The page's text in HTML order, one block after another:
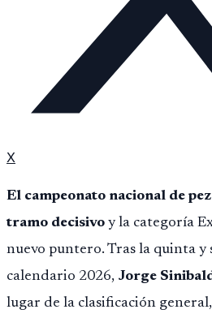
X
El campeonato nacional de
tramo decisivo y la categoría
nuevo puntero. Tras la quinta y
calendario 2026, Jorge
lugar de la clasificación